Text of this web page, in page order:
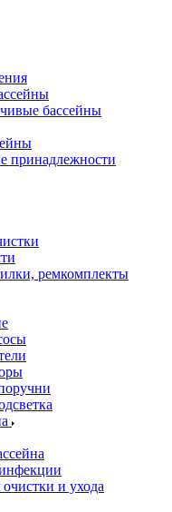
бассейны
принадлежности
ремкомплекты
и ухода